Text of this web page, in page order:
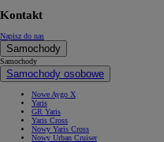
Kontakt
Napisz do nas
Samochody
Samochody
Samochody osobowe
Nowe Aygo X
Yaris
GR Yaris
Yaris Cross
Nowy Yaris Cross
Nowy Urban Cruiser